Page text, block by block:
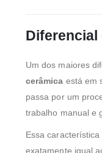
Diferencial
Um dos maiores
cerâmica está em
passa por um
trabalho manual e
Essa
exatamente igual